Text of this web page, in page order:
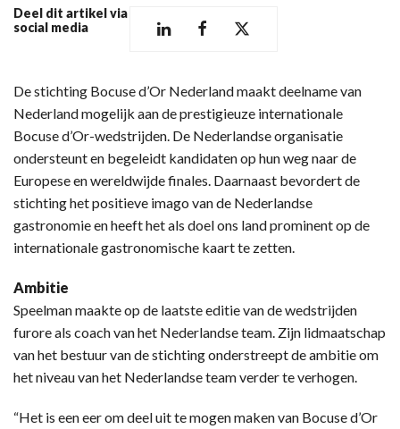
Deel dit artikel via
social media
De stichting Bocuse d’Or Nederland maakt deelname van
Nederland mogelijk aan de prestigieuze internationale
Bocuse d’Or-wedstrijden. De Nederlandse organisatie
ondersteunt en begeleidt kandidaten op hun weg naar de
Europese en wereldwijde finales. Daarnaast bevordert de
stichting het positieve imago van de Nederlandse
gastronomie en heeft het als doel ons land prominent op de
internationale gastronomische kaart te zetten.
Ambitie
Speelman maakte op de laatste editie van de wedstrijden
furore als coach van het Nederlandse team. Zijn lidmaatschap
van het bestuur van de stichting onderstreept de ambitie om
het niveau van het Nederlandse team verder te verhogen.
“Het is een eer om deel uit te mogen maken van Bocuse d’Or